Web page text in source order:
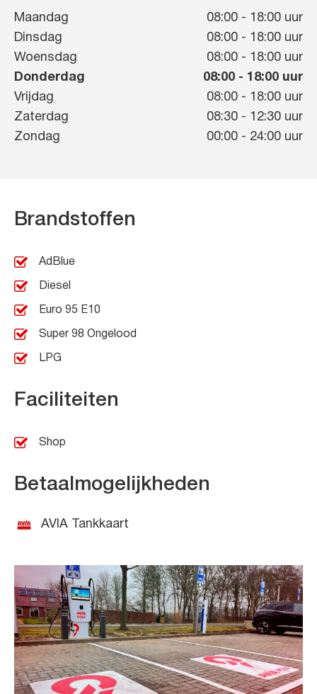
Maandag 08:00 - 18:00 uur
Dinsdag
08:00 - 18:00 uur
Woensdag
08:00 - 18:00 uur
Donderdag
08:00 - 18:00 uur
Vrijdag
08:00 - 18:00 uur
Zaterdag
08:30 - 12:30 uur
Zondag
00:00 - 24:00 uur
Brandstoffen
AdBlue
Diesel
Euro 95 E10
Super 98 Ongelood
LPG
Faciliteiten
Shop
Betaalmogelijkheden
AVIA Tankkaart